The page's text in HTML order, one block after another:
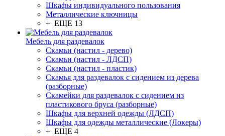
Шкафы индивидуального пользования
Металлические ключницы
+ ЕЩЕ 13
Мебель для раздевалок
Скамьи (настил - дерево)
Скамьи (настил - ЛДСП)
Скамьи (настил - пластик)
Скамья для раздевалок с сидением из дерева
(разборные)
Скамейки для раздевалок с сидением из
пластикового бруса (разборные)
Шкафы для верхней одежды (ЛДСП)
Шкафы для одежды металлические (Локеры)
+ ЕЩЕ 4